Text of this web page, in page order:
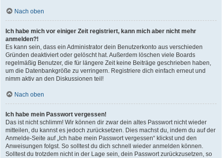
Nach oben
Ich habe mich vor einiger Zeit registriert, kann mich aber nicht mehr
anmelden?!
Es kann sein, dass ein Administrator dein Benutzerkonto aus verschieden
Gründen deaktiviert oder gelöscht hat. Außerdem löschen viele Boards
regelmäßig Benutzer, die für längere Zeit keine Beiträge geschrieben haben,
um die Datenbankgröße zu verringern. Registriere dich einfach erneut und
nimm aktiv an den Diskussionen teil!
Nach oben
Ich habe mein Passwort vergessen!
Das ist nicht schlimm! Wir können dir zwar dein altes Passwort nicht wieder
mitteilen, du kannst es jedoch zurücksetzen. Dies machst du, indem du auf der
Anmelde-Seite auf „Ich habe mein Passwort vergessen“ klickst und den
Anweisungen folgst. So solltest du dich schnell wieder anmelden können.
Solltest du trotzdem nicht in der Lage sein, dein Passwort zurückzusetzen, so